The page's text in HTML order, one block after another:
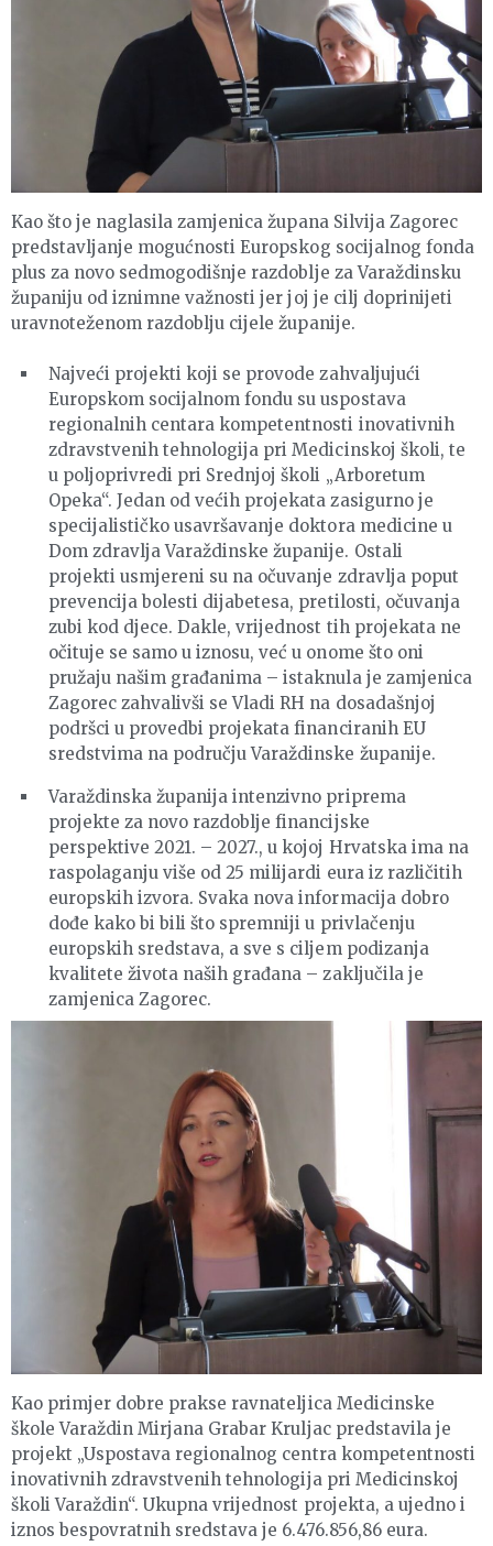
Kao što je naglasila zamjenica župana Silvija Zagorec
predstavljanje mogućnosti Europskog socijalnog fonda
plus za novo sedmogodišnje razdoblje za Varaždinsku
županiju od iznimne važnosti jer joj je cilj doprinijeti
uravnoteženom razdoblju cijele županije.
Najveći projekti koji se provode zahvaljujući
Europskom socijalnom fondu su uspostava
regionalnih centara kompetentnosti inovativnih
zdravstvenih tehnologija pri Medicinskoj školi, te
u poljoprivredi pri Srednjoj školi „Arboretum
Opeka“. Jedan od većih projekata zasigurno je
specijalističko usavršavanje doktora medicine u
Dom zdravlja Varaždinske županije. Ostali
projekti usmjereni su na očuvanje zdravlja poput
prevencija bolesti dijabetesa, pretilosti, očuvanja
zubi kod djece. Dakle, vrijednost tih projekata ne
očituje se samo u iznosu, već u onome što oni
pružaju našim građanima – istaknula je zamjenica
Zagorec zahvalivši se Vladi RH na dosadašnjoj
podršci u provedbi projekata financiranih EU
sredstvima na području Varaždinske županije.
Varaždinska županija intenzivno priprema
projekte za novo razdoblje financijske
perspektive 2021. – 2027., u kojoj Hrvatska ima na
raspolaganju više od 25 milijardi eura iz različitih
europskih izvora. Svaka nova informacija dobro
dođe kako bi bili što spremniji u privlačenju
europskih sredstava, a sve s ciljem podizanja
kvalitete života naših građana – zaključila je
zamjenica Zagorec.
Kao primjer dobre prakse ravnateljica Medicinske
škole Varaždin Mirjana Grabar Kruljac predstavila je
projekt „Uspostava regionalnog centra kompetentnosti
inovativnih zdravstvenih tehnologija pri Medicinskoj
školi Varaždin“. Ukupna vrijednost projekta, a ujedno i
iznos bespovratnih sredstava je 6.476.856,86 eura.